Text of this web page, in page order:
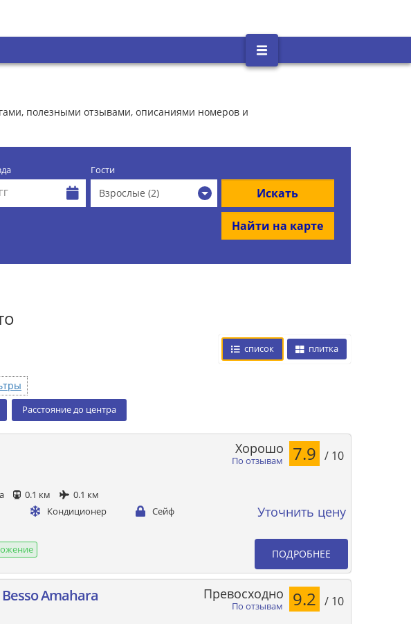
полезными отзывами, описаниями номеров и
Гости
Взрослые (2) Искать
Найти на карте
список плитка
Расстояние до центра
0.1 км
0.1 км
Кондиционер
Сейф
По отзывам
Хорошо 7.9 / 10
Уточнить цену
ПОДРОБНЕЕ
Amahara
По отзывам
Превосходно 9.2 / 10